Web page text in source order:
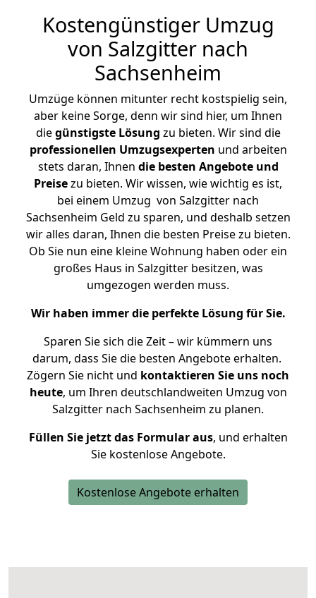
Kostengünstiger Umzug
von Salzgitter nach
Sachsenheim
Umzüge können mitunter recht kostspielig sein,
aber keine Sorge, denn wir sind hier, um Ihnen
diegünstigste Lösung zu bieten. Wir sind die
professionellen Umzugsexperten und arbeiten
stets daran, Ihnen die besten Angebote und
Preisezu bieten. Wir wissen, wie wichtig es ist,
bei einem Umzug von Salzgitter nach
Sachsenheim Geld zu sparen, und deshalb setzen
wir alles daran, Ihnen die besten Preise zu bieten.
Ob Sie nun eine kleine Wohnung haben oder ein
großes Haus in Salzgitter besitzen, was
umgezogen werden muss.
Wir haben immer die perfekte Lösung für Sie.
Sparen Sie sich die Zeit – wir kümmern uns
darum, dass Sie die besten Angebote erhalten.
Zögern Sie nicht und kontaktieren Sie uns noch
heute, um Ihren deutschlandweiten Umzug von
Salzgitter nach Sachsenheim zu planen.
Füllen Sie jetzt das Formular aus, und erhalten
Sie kostenlose Angebote.
Kostenlose Angebote erhalten